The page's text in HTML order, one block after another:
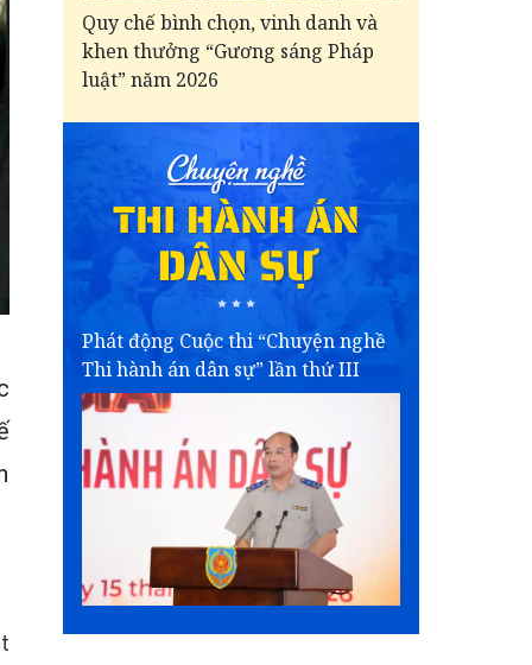
Quy chế bình chọn, vinh danh và
khen thưởng “Gương sáng Pháp
luật” năm 2026
Phát động Cuộc thi “Chuyện nghề
Thi hành án dân sự” lần thứ III